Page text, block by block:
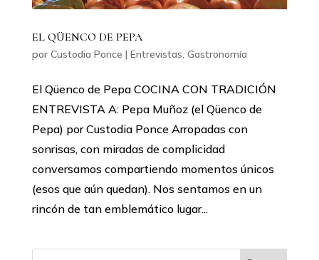
EL QÜENCO DE PEPA
por Custodia Ponce | Entrevistas, Gastronomía
El Qüenco de Pepa COCINA CON TRADICIÓN
ENTREVISTA A: Pepa Muñoz (el Qüenco de
Pepa) por Custodia Ponce Arropadas con
sonrisas, con miradas de complicidad
conversamos compartiendo momentos únicos
(esos que aún quedan). Nos sentamos en un
rincón de tan emblemático lugar...